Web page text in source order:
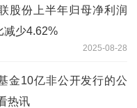
股份上半年归母净利润
减少4.62%
2025-08-28
金10亿非公开发行的公
热讯